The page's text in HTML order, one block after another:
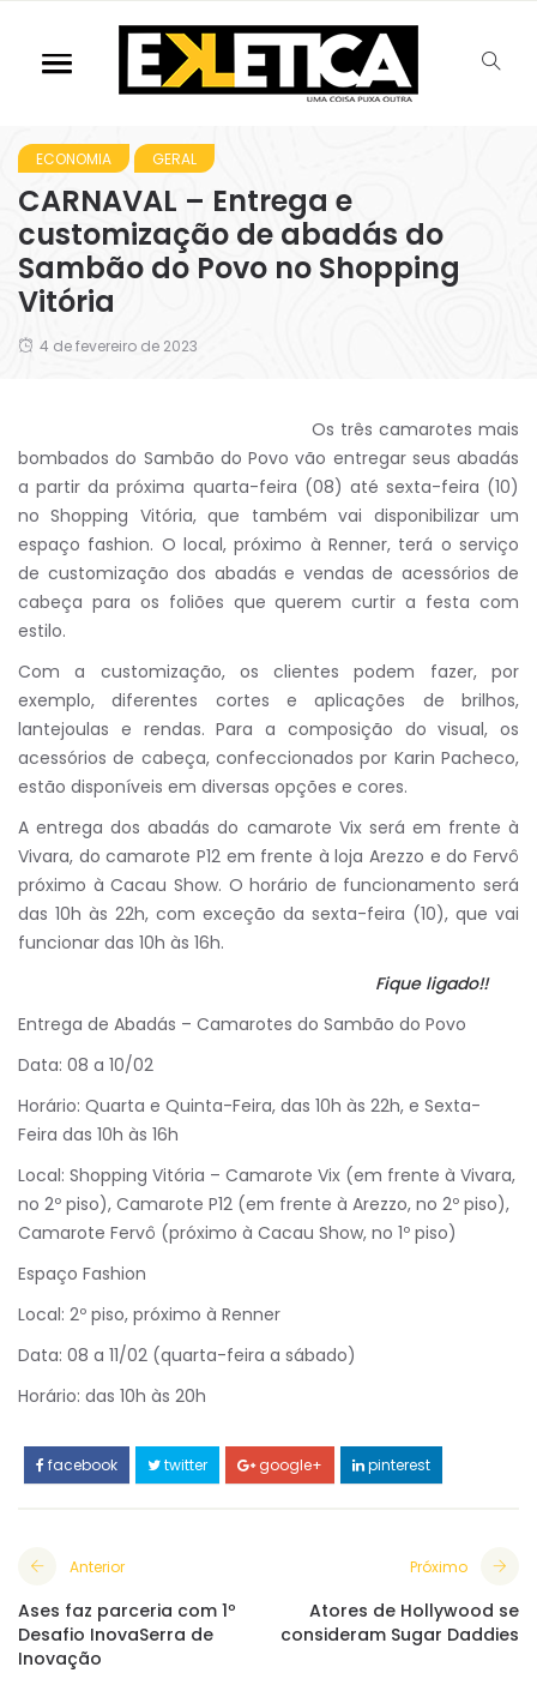
ECONOMIA GERAL
CARNAVAL – Entrega e
customização de abadás do
Sambão do Povo no Shopping
Vitória
4 de fevereiro de 2023
Os três camarotes mais
bombados do Sambão do Povo vão entregar seus abadás
a partir da próxima quarta-feira (08) até sexta-feira (10)
no Shopping Vitória, que também vai disponibilizar um
espaço fashion. O local, próximo à Renner, terá o serviço
de customização dos abadás e vendas de acessórios de
cabeça para os foliões que querem curtir a festa com
estilo.
Com a customização, os clientes podem fazer, por
exemplo, diferentes cortes e aplicações de brilhos,
lantejoulas e rendas. Para a composição do visual, os
acessórios de cabeça, confeccionados por Karin Pacheco,
estão disponíveis em diversas opções e cores.
A entrega dos abadás do camarote Vix será em frente à
Vivara, do camarote P12 em frente à loja Arezzo e do Fervô
próximo à Cacau Show. O horário de funcionamento será
das 10h às 22h, com exceção da sexta-feira (10), que vai
funcionar das 10h às 16h.
Fique ligado!!
Entrega de Abadás – Camarotes do Sambão do Povo
Data: 08 a 10/02
Horário: Quarta e Quinta-Feira, das 10h às 22h, e Sexta-
Feira das 10h às 16h
Local: Shopping Vitória – Camarote Vix (em frente à Vivara,
no 2º piso), Camarote P12 (em frente à Arezzo, no 2º piso),
Camarote Fervô (próximo à Cacau Show, no 1º piso)
Espaço Fashion
Local: 2º piso, próximo à Renner
Data: 08 a 11/02 (quarta-feira a sábado)
Horário: das 10h às 20h
facebook twitter google+ pinterest
Anterior
Ases faz parceria com 1º
Desafio InovaSerra de
Inovação
Próximo
Atores de Hollywood se
consideram Sugar Daddies